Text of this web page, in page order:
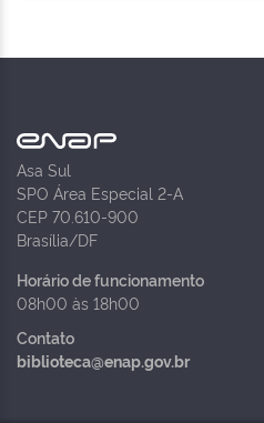
Asa Sul
SPO Área Especial 2-A
CEP 70.610-900
Brasília/DF
Horário de funcionamento
08h00 às 18h00
Contato
biblioteca@enap.gov.br